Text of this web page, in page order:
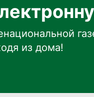
из дома!